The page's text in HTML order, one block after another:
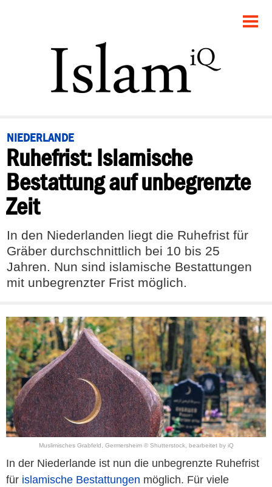
POLITIK
PANORAMA
RECHT
FEUILLETON
DEBATTE
NIEDERLANDE
Ruhefrist: Islamische
Bestattung auf unbegrenzte
Zeit
In den Niederlanden liegt die Ruhefrist für
Gräber durchschnittlich bei 10 bis 25
Jahren. Nun sind islamische Bestattungen
mit unbegrenzter Frist möglich.
Muslimisches Grabfeld, Germersheim © Shutterstock, bearbeitet by iQ
In der Niederlande ist nun die unbegrenzte Ruhefrist
für islamische Bestattungen möglich. Für viele